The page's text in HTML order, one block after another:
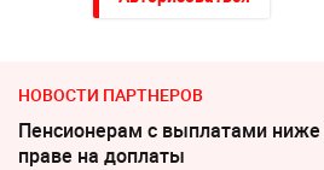
НОВОСТИ ПАРТНЕРОВ
Пенсионерам с выплатами
праве на доплаты